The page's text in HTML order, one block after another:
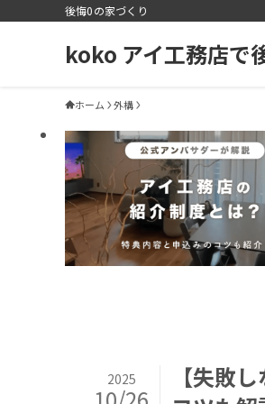
後悔0の家づくり
koko アイ工務店で
ホーム 外構
【失敗
2025